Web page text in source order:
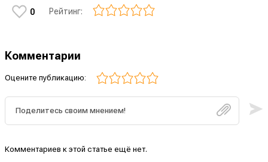
0 Рейтинг:
Комментарии
Оцените публикацию:
Комментариев к этой статье ещё нет.